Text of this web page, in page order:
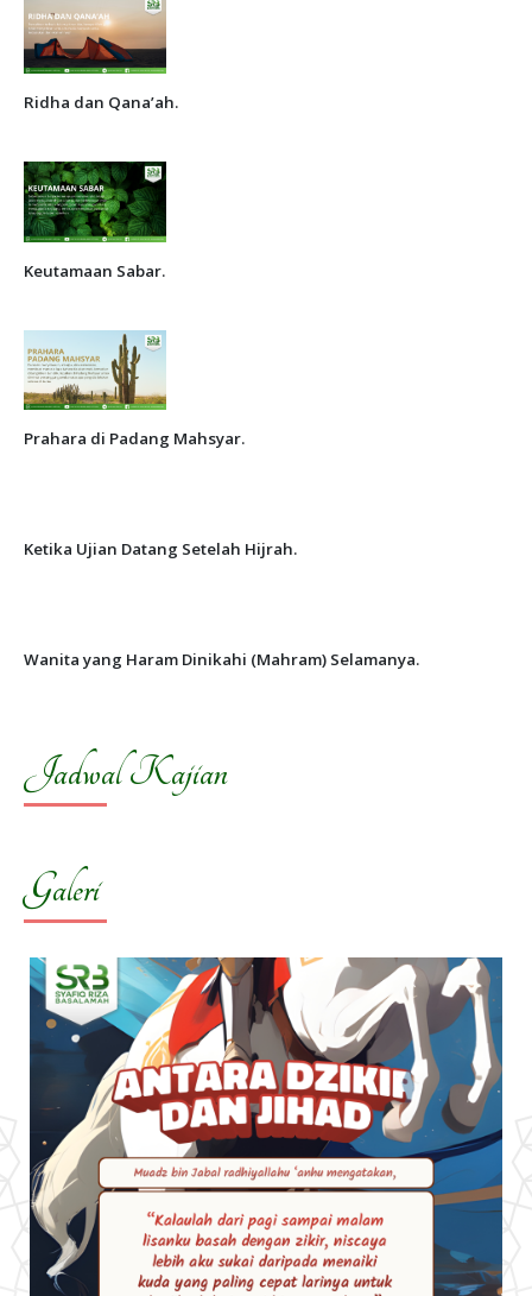
Ridha dan Qana’ah.
Keutamaan Sabar.
Prahara di Padang Mahsyar.
Ketika Ujian Datang Setelah Hijrah.
Wanita yang Haram Dinikahi (Mahram) Selamanya.
Jadwal Kajian
Galeri